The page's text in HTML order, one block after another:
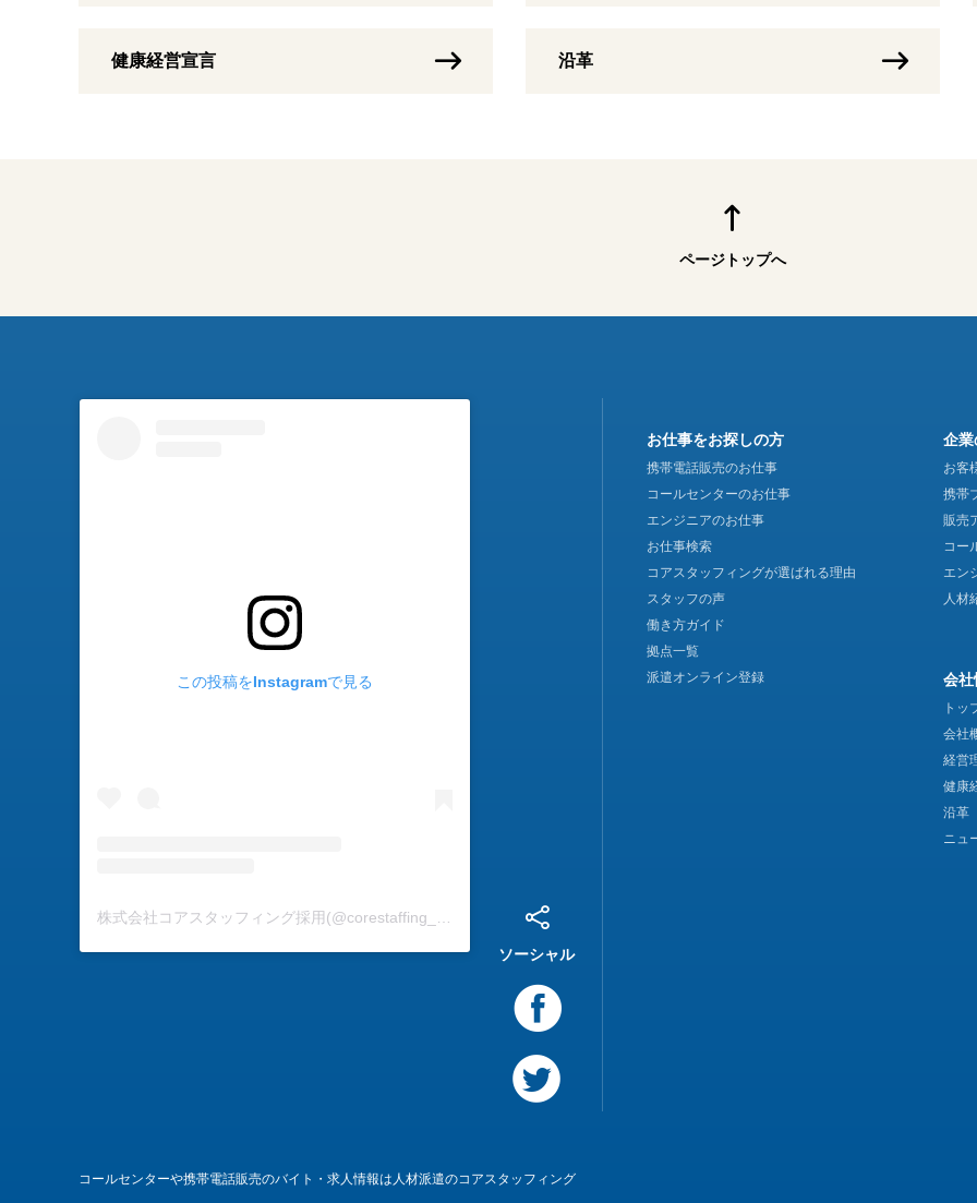
コールセンターや携帯電話販売のバイト・求人情報は人材派遣のコアスタッフィング
健康経営宣言 沿革
ページトップへ
この投稿をInstagramで見る
ソーシャル
お仕事をお探しの方
携帯電話販売のお仕事
コールセンターのお仕事
エンジニアのお仕事
お仕事検索
コアスタッフィングが選ばれる理由
スタッフの声
働き方ガイド
拠点一覧
派遣オンライン登録
企業
お客
携帯
販売
コー
エン
人材
会社
トッ
会社
経営
健康
沿革
ニュ